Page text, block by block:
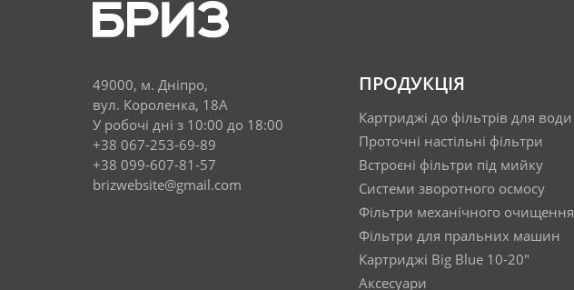
49000, м. Дніпро,
вул. Короленка, 18А
У робочі дні з 10:00 до 18:00
+38 067-253-69-89
+38 099-607-81-57
brizwebsite@gmail.com
ПРОДУКЦІЯ
Картриджі до фільтрів для води
Проточні настільні фільтри
Встроєні фільтри під мийку
Системи зворотного осмосу
Фільтри механічного очищення
Фільтри для пральних машин
Картриджі Big Blue 10-20"
Аксесуари